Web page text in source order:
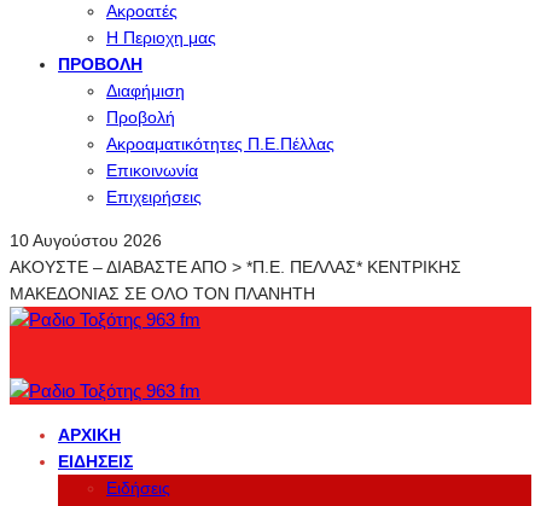
Ακροατές
Η Περιοχη μας
ΠΡΟΒΟΛΉ
Διαφήμιση
Προβολή
Ακροαματικότητες Π.Ε.Πέλλας
Επικοινωνία
Επιχειρήσεις
10 Αυγούστου 2026
ΑΚΟΥΣΤΕ – ΔΙΑΒΑΣΤΕ ΑΠΟ > *Π.Ε. ΠΕΛΛΑΣ* ΚΕΝΤΡΙΚΗΣ
ΜΑΚΕΔΟΝΙΑΣ ΣΕ ΟΛΟ ΤΟΝ ΠΛΑΝΗΤΗ
ΑΡΧΙΚΉ
ΕΙΔΉΣΕΙΣ
Ειδήσεις